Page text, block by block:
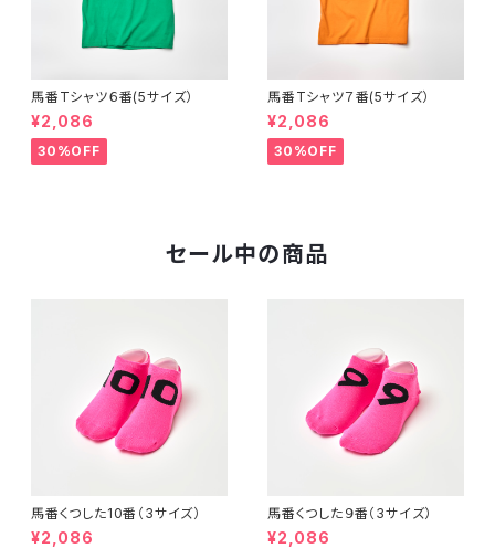
馬番Tシャツ６番(5サイズ）
¥2,086
30%OFF
馬番Tシャツ７番(5サイズ）
¥2,086
30%OFF
セール中の商品
馬番くつした10番（3サイズ）
¥2,086
馬番くつした９番（3サイズ）
¥2,086